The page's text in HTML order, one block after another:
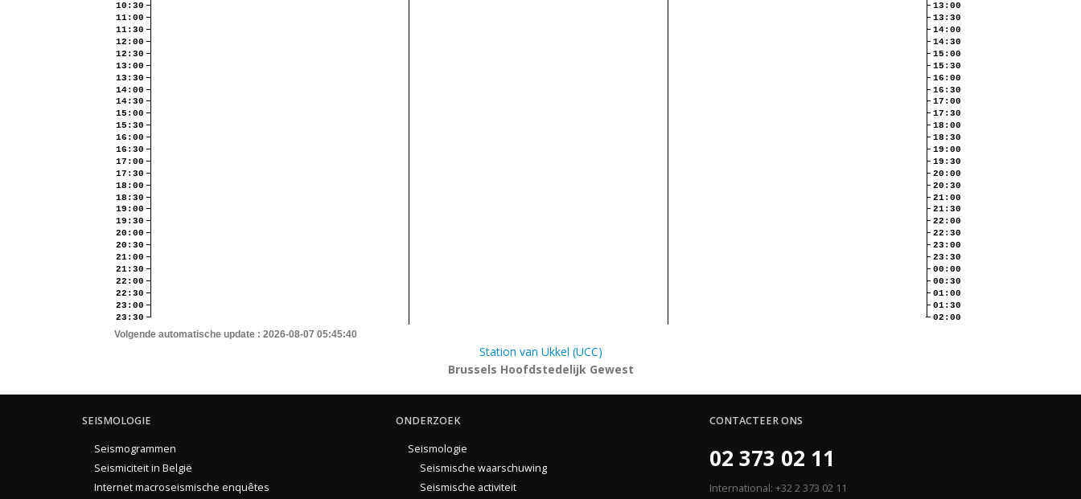
10:30
11:00
11:30
12:00
12:30
13:00
13:30
14:00
14:30
15:00
15:30
16:00
16:30
17:00
17:30
18:00
18:30
19:00
19:30
20:00
20:30
21:00
21:30
22:00
22:30
23:00
23:30
13:00
13:30
14:00
14:30
15:00
15:30
16:00
16:30
17:00
17:30
18:00
18:30
19:00
19:30
20:00
20:30
21:00
21:30
22:00
22:30
23:00
23:30
00:00
00:30
01:00
01:30
02:00
Volgende automatische update : 2026-08-07 05:45:40
Station van Ukkel (UCC)
Brussels Hoofdstedelijk Gewest
SEISMOLOGIE
Seismogrammen
Seismiciteit in België
Internet macroseismische enquêtes
ONDERZOEK
Seismologie
Seismische waarschuwing
Seismische activiteit
CONTACTEER ONS
02 373 02 11
International: +32 2 373 02 11